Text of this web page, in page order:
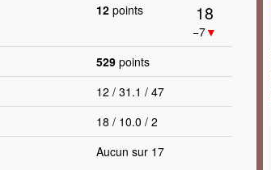
12 points 18
−7▼
529 points
12 / 31.1 / 47
18 / 10.0 / 2
Aucun sur 17